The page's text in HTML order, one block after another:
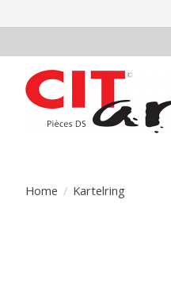
Home / Kartelring